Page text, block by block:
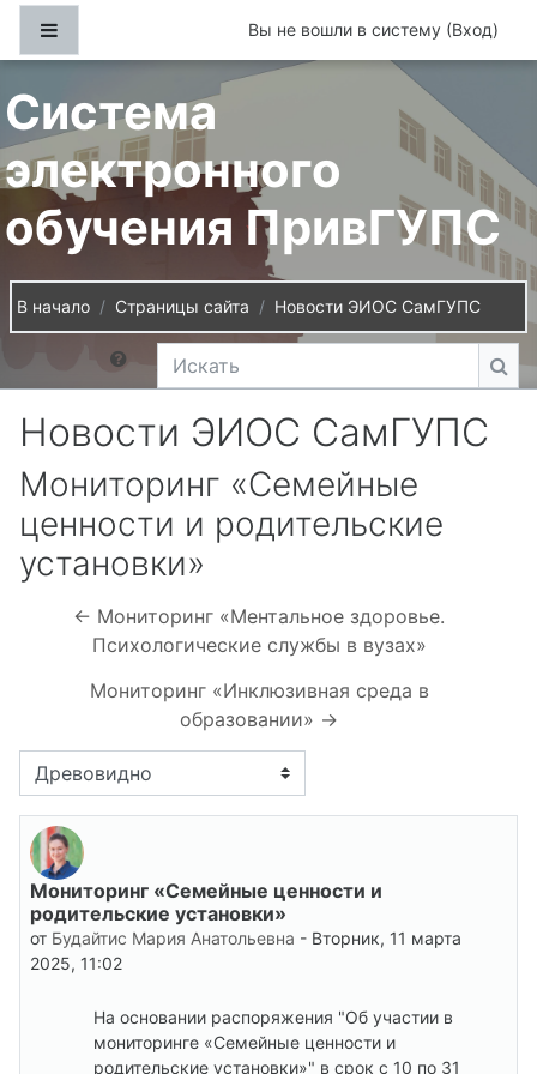
Перейти к основному содержанию
Вы не вошли в систему (Вход)
Система
электронного
обучения ПривГУПС
В начало Страницы сайта Новости ЭИОС СамГУПС
Искать
Новости ЭИОС СамГУПС
Мониторинг «Семейные
ценности и родительские
установки»
← Мониторинг «Ментальное здоровье.
Психологические службы в вузах»
Мониторинг «Инклюзивная среда в
образовании» →
Режим отображения
Мониторинг «Семейные ценности и
родительские установки»
от Будайтис Мария Анатольевна - Вторник, 11 марта
2025, 11:02
Количество ответов: 0
На основании распоряжения "Об участии в
мониторинге «Семейные ценности и
родительские установки»" в срок с 10 по 31